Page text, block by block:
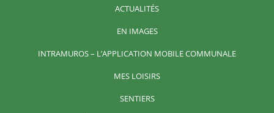
ACTUALITÉS
EN IMAGES
INTRAMUROS – L’APPLICATION MOBILE COMMUNALE
MES LOISIRS
SENTIERS